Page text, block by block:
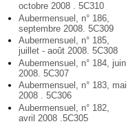
octobre 2008 . 5C310
Aubermensuel, n° 186,
septembre 2008. 5C309
Aubermensuel, n° 185,
juillet - août 2008. 5C308
Aubermensuel, n° 184, juin
2008. 5C307
Aubermensuel, n° 183, mai
2008 . 5C306
Aubermensuel, n° 182,
avril 2008 .5C305